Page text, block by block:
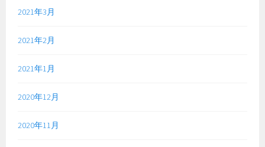
2021年3月
2021年2月
2021年1月
2020年12月
2020年11月